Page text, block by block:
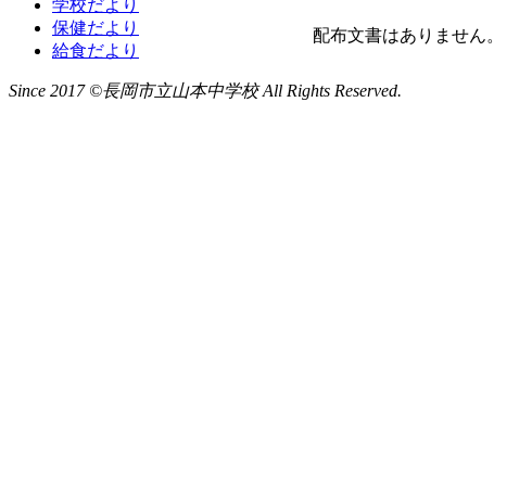
学校だより
保健だより
給食だより
配布文書はありません。
Since 2017 ©長岡市立山本中学校 All Rights Reserved.